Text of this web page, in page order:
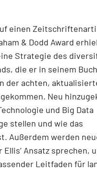
einen
& Dodd Award
Strategie des
die er in seinem
der achten,
Neu
und Big Data
stellen und wie das
Außerdem werden
Ansatz sprechen,
Leitfaden für